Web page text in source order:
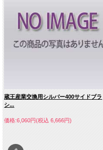
蔵王産業交換用シルバー400サイドブラ
シ...
価格:6,060円(税込 6,666円)